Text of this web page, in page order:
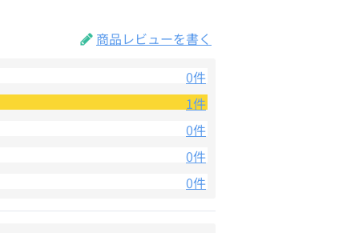
商品レビューを書く
0件
1件
0件
0件
0件